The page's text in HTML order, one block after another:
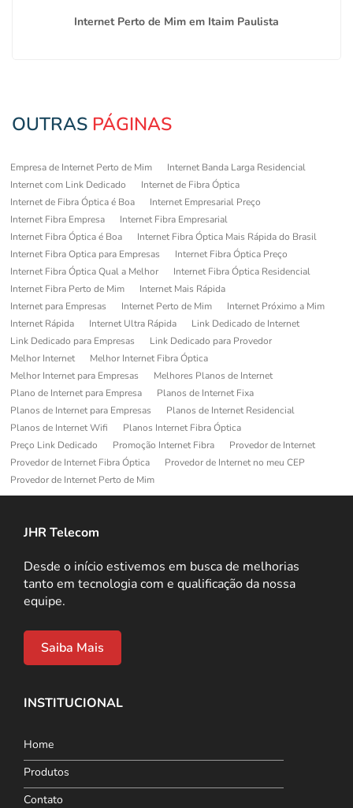
Internet Perto de Mim em Itaim Paulista
OUTRAS PÁGINAS
Empresa de Internet Perto de Mim
Internet Banda Larga Residencial
Internet com Link Dedicado
Internet de Fibra Óptica
Internet de Fibra Óptica é Boa
Internet Empresarial Preço
Internet Fibra Empresa
Internet Fibra Empresarial
Internet Fibra Óptica é Boa
Internet Fibra Óptica Mais Rápida do Brasil
Internet Fibra Optica para Empresas
Internet Fibra Óptica Preço
Internet Fibra Óptica Qual a Melhor
Internet Fibra Óptica Residencial
Internet Fibra Perto de Mim
Internet Mais Rápida
Internet para Empresas
Internet Perto de Mim
Internet Próximo a Mim
Internet Rápida
Internet Ultra Rápida
Link Dedicado de Internet
Link Dedicado para Empresas
Link Dedicado para Provedor
Melhor Internet
Melhor Internet Fibra Óptica
Melhor Internet para Empresas
Melhores Planos de Internet
Plano de Internet para Empresa
Planos de Internet Fixa
Planos de Internet para Empresas
Planos de Internet Residencial
Planos de Internet Wifi
Planos Internet Fibra Óptica
Preço Link Dedicado
Promoção Internet Fibra
Provedor de Internet
Provedor de Internet Fibra Óptica
Provedor de Internet no meu CEP
Provedor de Internet Perto de Mim
JHR Telecom
Desde o início estivemos em busca de melhorias
tanto em tecnologia com e qualificação da nossa
equipe.
Saiba Mais
INSTITUCIONAL
Home
Produtos
Contato